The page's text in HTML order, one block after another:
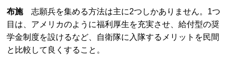
布施志願兵を集める方法は主に2つしかありません。1つ
目は、アメリカのように福利厚生を充実させ、給付型の奨
学金制度を設けるなど、自衛隊に入隊するメリットを民間
と比較して良くすること。